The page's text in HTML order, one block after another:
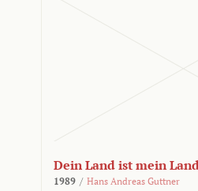
Dein Land ist mein
1989 / Hans Andreas Guttner